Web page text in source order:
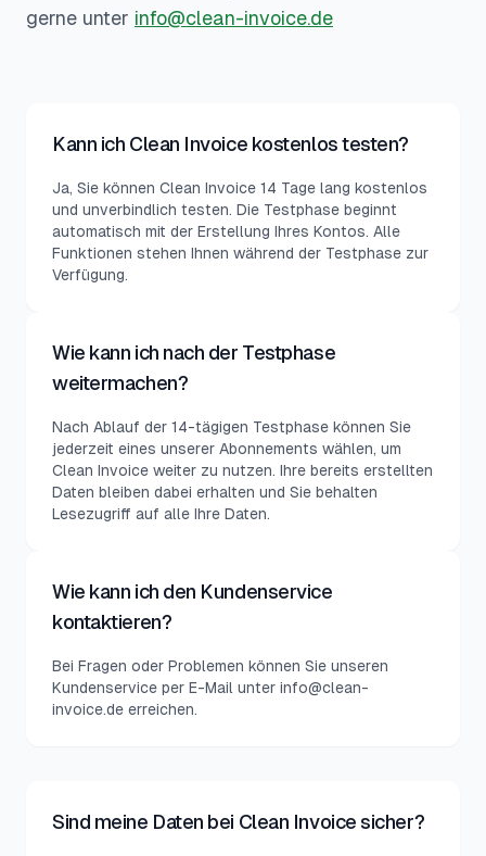
gerne unter info@clean-invoice.de
Kann ich Clean Invoice kostenlos testen?
Ja, Sie können Clean Invoice 14 Tage lang kostenlos
und unverbindlich testen. Die Testphase beginnt
automatisch mit der Erstellung Ihres Kontos. Alle
Funktionen stehen Ihnen während der Testphase zur
Verfügung.
Wie kann ich nach der Testphase
weitermachen?
Nach Ablauf der 14-tägigen Testphase können Sie
jederzeit eines unserer Abonnements wählen, um
Clean Invoice weiter zu nutzen. Ihre bereits erstellten
Daten bleiben dabei erhalten und Sie behalten
Lesezugriff auf alle Ihre Daten.
Wie kann ich den Kundenservice
kontaktieren?
Bei Fragen oder Problemen können Sie unseren
Kundenservice per E-Mail unter info@clean-
invoice.de erreichen.
Sind meine Daten bei Clean Invoice sicher?